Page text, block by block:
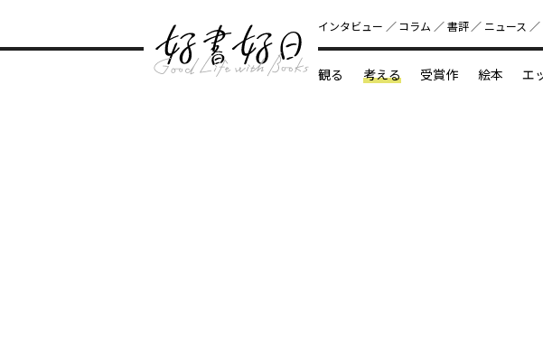
好書好日
インタビュー コラム 書評 ニュース
観る 考える 受賞作 絵本 エ